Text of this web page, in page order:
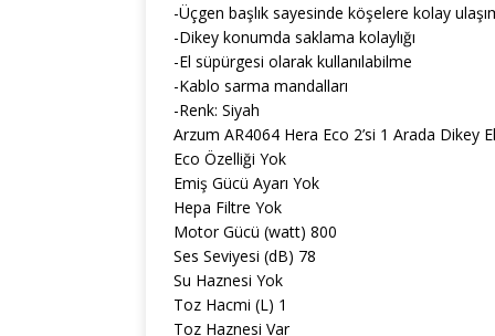
-Üçgen başlık sayesinde köşelere kolay
-Dikey konumda saklama kolaylığı
-El süpürgesi olarak kullanılabilme
-Kablo sarma mandalları
-Renk: Siyah
Arzum AR4064 Hera Eco 2’si 1 Arada Dikey
Eco Özelliği Yok
Emiş Gücü Ayarı Yok
Hepa Filtre Yok
Motor Gücü (watt) 800
Ses Seviyesi (dB) 78
Su Haznesi Yok
Toz Hacmi (L) 1
Toz Haznesi Var